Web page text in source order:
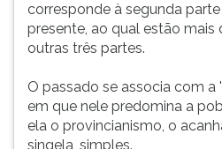
corresponde à segunda
presente, ao qual estão mais
outras três partes.
O passado se associa com a
em que nele predomina a
ela o provincianismo, o
singela, simples.